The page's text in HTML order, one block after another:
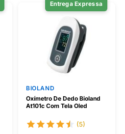
Entrega Expressa
BIOLAND
Oxímetro De Dedo Bioland
At101c Com Tela Oled
(5)